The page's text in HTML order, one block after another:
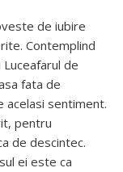
de iubire
Contemplind
de
fata de
acelasi sentiment.
pentru
de descintec.
ei este ca